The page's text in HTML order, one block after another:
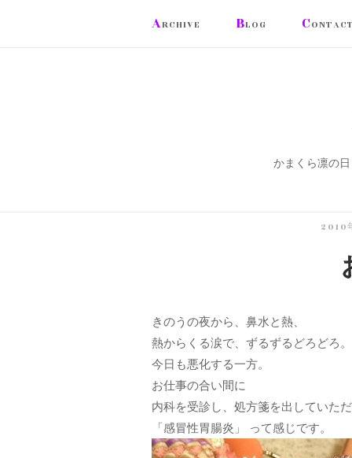
ARCHIVE BLOG CONTACT
かまくら凛の
2010
きのうの夜から、鼻水と熱、
熱からくる涙で、ずるずるどろどろ。
今日も悪化する一方。
お仕事の合い間に
内科を受診し、処方箋を出していただ
「感冒性胃腸炎」 って感じです。